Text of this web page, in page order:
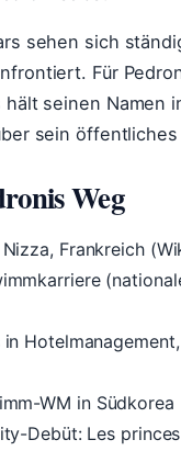
sehen sich
Für
seinen Namen
sein öffentliches
Weg
Frankreich
WM in
Debüt: Les